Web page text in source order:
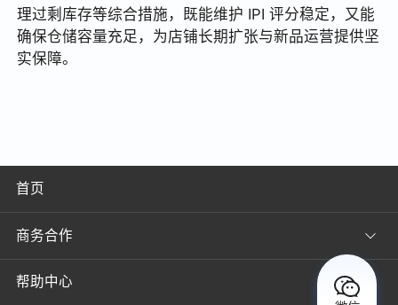
理过剩库存等综合措施，既能维护 IPI 评分稳定，又能
确保仓储容量充足，为店铺长期扩张与新品运营提供坚
实保障。
首页
商务合作
帮助中心